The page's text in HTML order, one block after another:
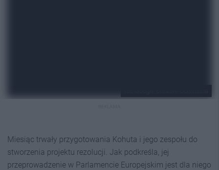
Miesiąc trwały przygotowania Kohuta i jego zespołu do
stworzenia projektu rezolucji. Jak podkreśla, jej
przeprowadzenie w Parlamencie Europejskim jest dla niego